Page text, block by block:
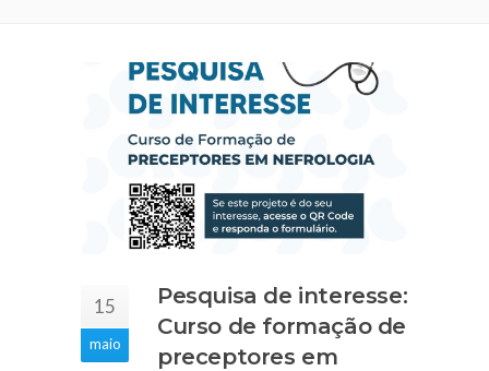
15
maio
Pesquisa de interesse:
Curso de formação de
preceptores em